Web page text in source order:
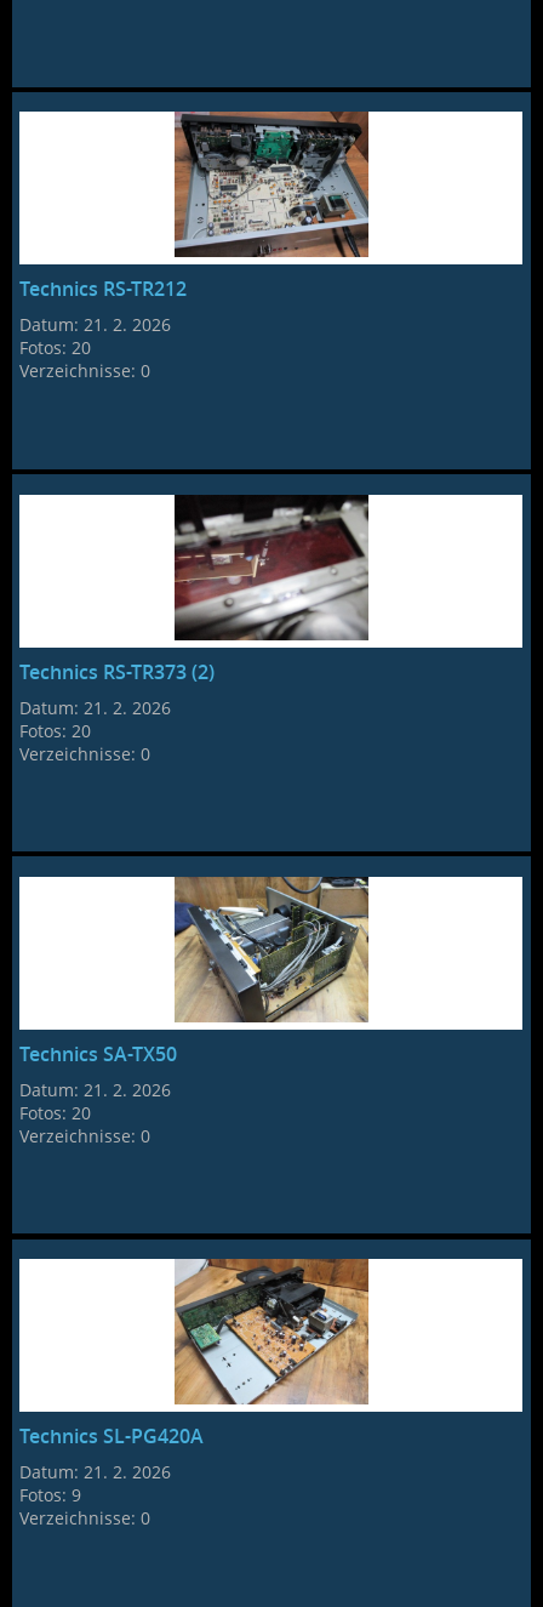
Technics RS-TR212
Datum:21. 2. 2026
Fotos:20
Verzeichnisse:0
Technics RS-TR373 (2)
Datum: 21. 2. 2026
Fotos: 20
Verzeichnisse:0
Technics SA-TX50
Datum: 21. 2. 2026
Fotos: 20
Verzeichnisse:0
Technics SL-PG420A
Datum:21. 2. 2026
Fotos:9
Verzeichnisse:0